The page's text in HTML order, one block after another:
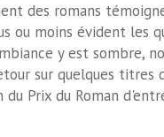
des romans
ou moins évident les
y est sombre,
sur quelques titres
Prix du Roman